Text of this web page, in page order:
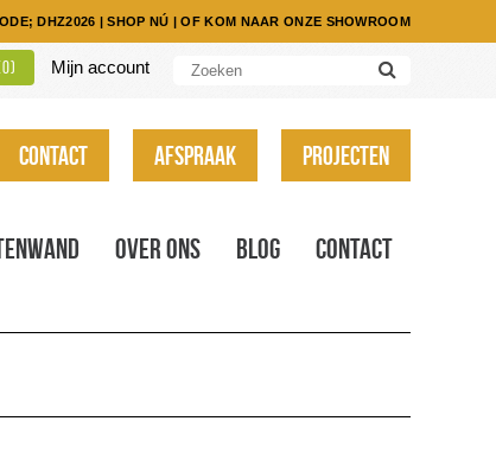
DHZ2026 |SHOP NÚ |OF KOM NAAR ONZE SHOWROOM
0) Mijn account
Contact Afspraak Projecten
Over ons Blog Contact